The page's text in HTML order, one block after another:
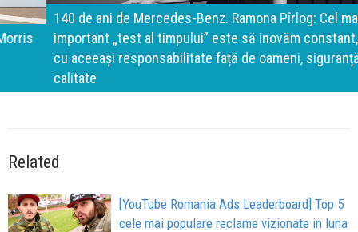
140 de ani de Mercedes-Benz. Ramona Pîrlog: Cel mai
important „test al timpului” este să inovăm constant, dar
cu aceeași responsabilitate față de oameni, siguranță și
Related
[YouTube Romania Ads Leaderboard] Top 5
cele mai populare reclame vizionate in luna